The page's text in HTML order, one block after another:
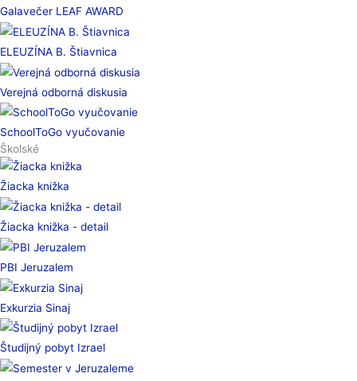
Galavečer LEAF AWARD
ELEUZÍNA B. Štiavnica
Verejná odborná diskusia
SchoolToGo vyučovanie
Školské
Žiacka knižka
Žiacka knižka - detail
PBI Jeruzalem
Exkurzia Sinaj
Študijný pobyt Izrael